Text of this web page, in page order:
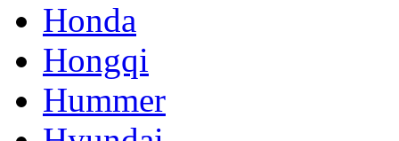
Honda
Hongqi
Hummer